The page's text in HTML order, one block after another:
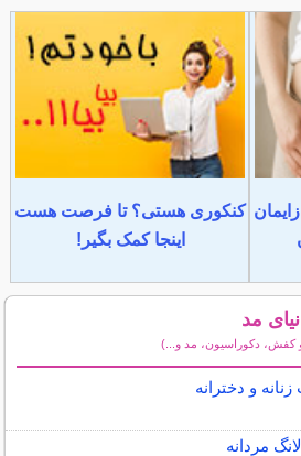
کنکوری هستی؟ تا فرصت هست
اینجا کمک بگیر!
مد
کفش، دکوراسیون، مد و...)
و دخترانه
مردانه